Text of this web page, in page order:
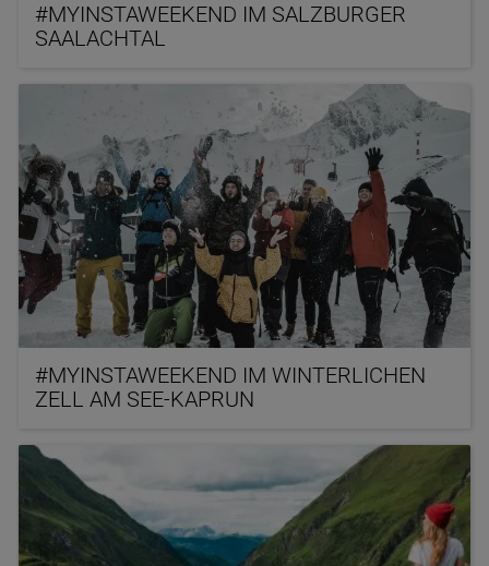
#MYINSTAWEEKEND IM SALZBURGER
SAALACHTAL
#MYINSTAWEEKEND IM WINTERLICHEN
ZELL AM SEE-KAPRUN